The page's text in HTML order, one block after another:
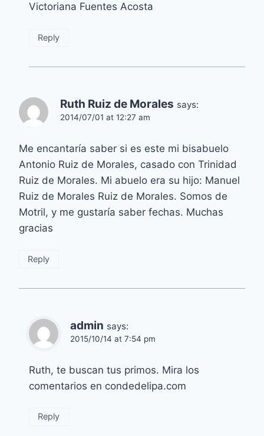
Victoriana Fuentes Acosta
Reply
Ruth Ruiz de Morales says:
2014/07/01 at 12:27 am
Me encantaría saber si es este mi bisabuelo
Antonio Ruiz de Morales, casado con Trinidad
Ruiz de Morales. Mi abuelo era su hijo: Manuel
Ruiz de Morales Ruiz de Morales. Somos de
Motril, y me gustaría saber fechas. Muchas
gracias
Reply
admin says:
2015/10/14 at 7:54 pm
Ruth, te buscan tus primos. Mira los
comentarios en condedelipa.com
Reply